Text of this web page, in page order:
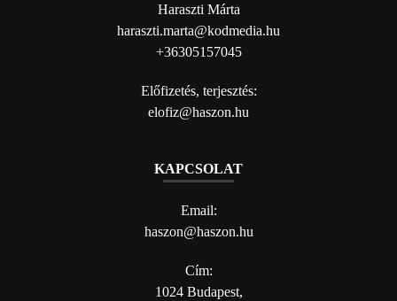
Haraszti Márta
haraszti.marta@kodmedia.hu
+36305157045
Előfizetés, terjesztés:
elofiz@haszon.hu
KAPCSOLAT
Email:
haszon@haszon.hu
Cím:
1024 Budapest,